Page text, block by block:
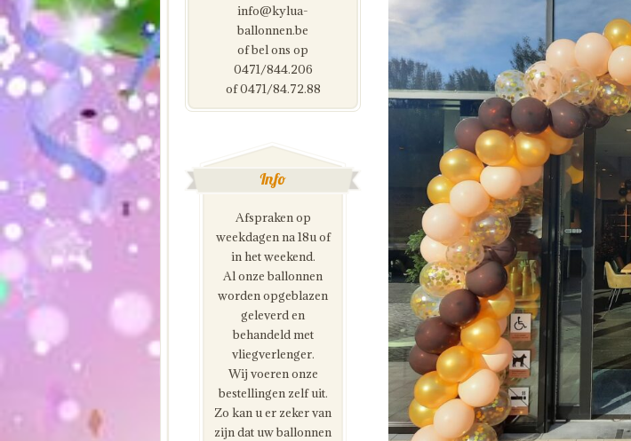
info@kylua-
ballonnen.be
of bel ons op
0471/844.206
of 0471/84.72.88
Info
Afspraken op
weekdagen na 18u of
in het weekend.
Al onze ballonnen
worden opgeblazen
geleverd en
behandeld met
vliegverlenger.
Wij voeren onze
bestellingen zelf uit.
Zo kan u er zeker van
zijn dat uw ballonnen